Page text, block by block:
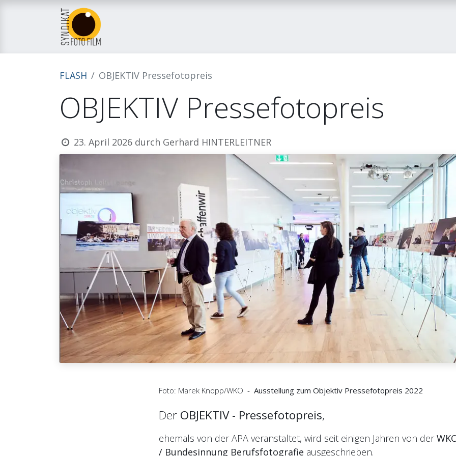
FLASH OBJEKTIV Pressefotopreis
OBJEKTIV Pressefotopreis
23. April 2026 durch Gerhard HINTERLEITNER
Foto: Marek Knopp/WKO - Ausstellung zum Objektiv Pressefotopreis 2022
Der OBJEKTIV - Pressefotopreis,
ehemals von der APA veranstaltet, wird seit einigen Jahren von der
/ Bundesinnung Berufsfotografie ausgeschrieben.